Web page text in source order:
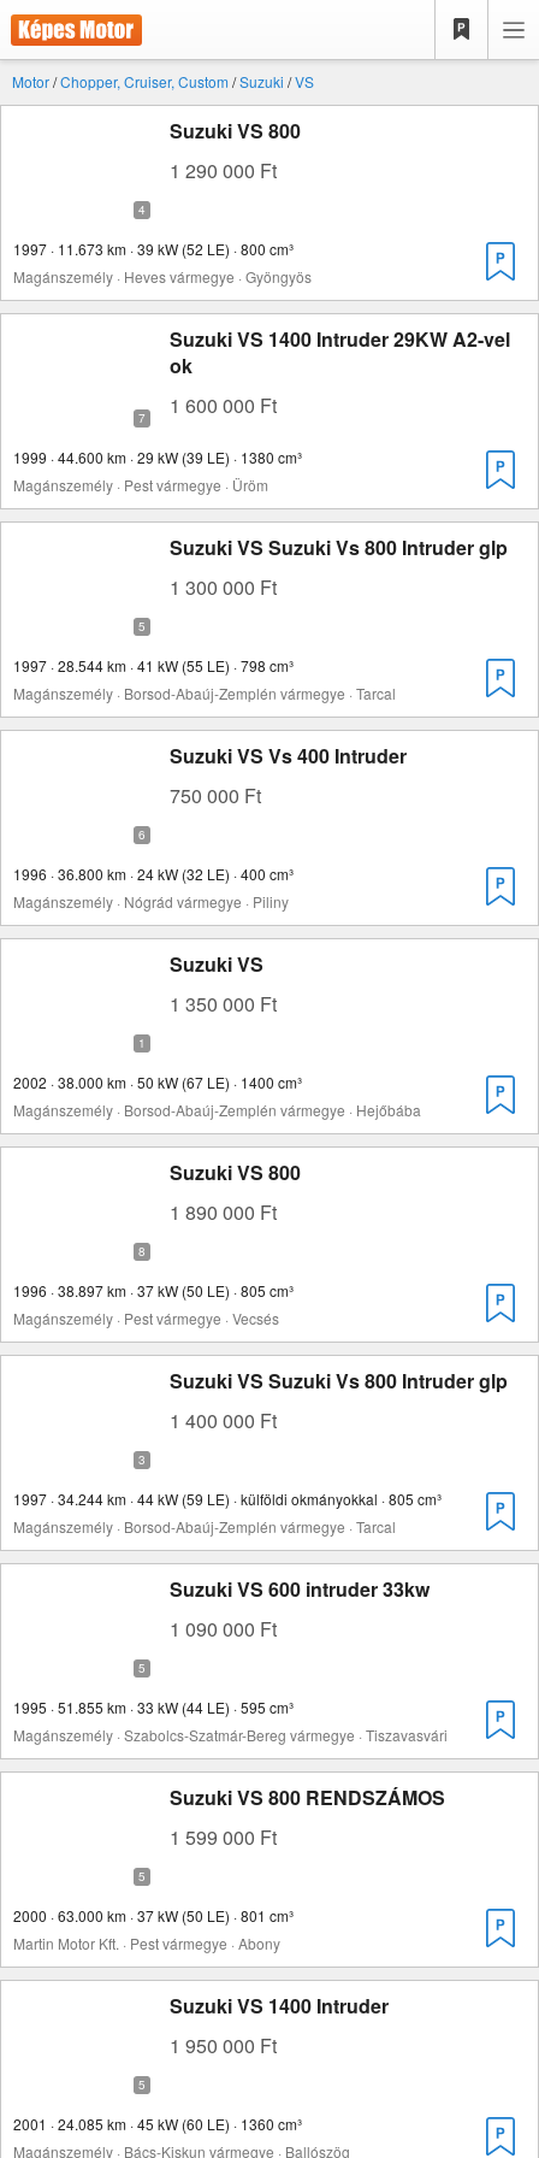
Motor/Chopper, Cruiser, Custom /Suzuki /VS
Suzuki VS 800
1 290 000 Ft
1997 · 11.673 km · 39 kW (52 LE) · 800 cm³
Magánszemély · Heves vármegye · Gyöngyös
Suzuki VS 1400 Intruder 29KW A2-vel
ok
1 600 000 Ft
1999 · 44.600 km · 29 kW (39 LE) · 1380 cm³
Magánszemély · Pest vármegye · Üröm
Suzuki VS Suzuki Vs 800 Intruder glp
1 300 000 Ft
1997 · 28.544 km · 41 kW (55 LE) · 798 cm³
Magánszemély · Borsod-Abaúj-Zemplén vármegye · Tarcal
Suzuki VS Vs 400 Intruder
750 000 Ft
1996 · 36.800 km · 24 kW (32 LE) · 400 cm³
Magánszemély · Nógrád vármegye · Piliny
Suzuki VS
1 350 000 Ft
2002 · 38.000 km · 50 kW (67 LE) · 1400 cm³
Magánszemély · Borsod-Abaúj-Zemplén vármegye · Hejőbába
Suzuki VS 800
1 890 000 Ft
1996 · 38.897 km · 37 kW (50 LE) · 805 cm³
Magánszemély · Pest vármegye · Vecsés
Suzuki VS Suzuki Vs 800 Intruder glp
1 400 000 Ft
1997 · 34.244 km · 44 kW (59 LE) · külföldi okmányokkal · 805 cm³
Magánszemély · Borsod-Abaúj-Zemplén vármegye · Tarcal
Suzuki VS 600 intruder 33kw
1 090 000 Ft
1995 · 51.855 km · 33 kW (44 LE) · 595 cm³
Magánszemély · Szabolcs-Szatmár-Bereg vármegye · Tiszavasvári
Suzuki VS 800 RENDSZÁMOS
1 599 000 Ft
2000 · 63.000 km · 37 kW (50 LE) · 801 cm³
Martin Motor Kft. · Pest vármegye · Abony
Suzuki VS 1400 Intruder
1 950 000 Ft
2001 · 24.085 km · 45 kW (60 LE) · 1360 cm³
Magánszemély · Bács-Kiskun vármegye · Ballószög